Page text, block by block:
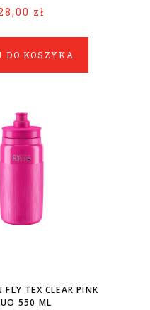
zł
DO KOSZYKA
FLY TEX CLEAR PINK
550 ML